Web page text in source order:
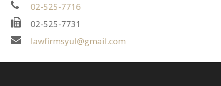
02-525-7716
02-525-7731
lawfirmsyul@gmail.com